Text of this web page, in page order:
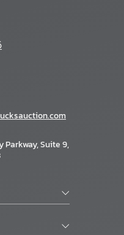
Parkway, Suite 9,